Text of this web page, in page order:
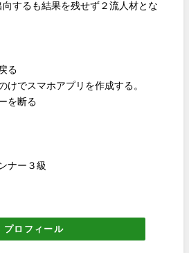
向するも結果を残せず２流人材とな
る
けでスマホアプリを作成する。
を断る
ナー３級
プロフィール